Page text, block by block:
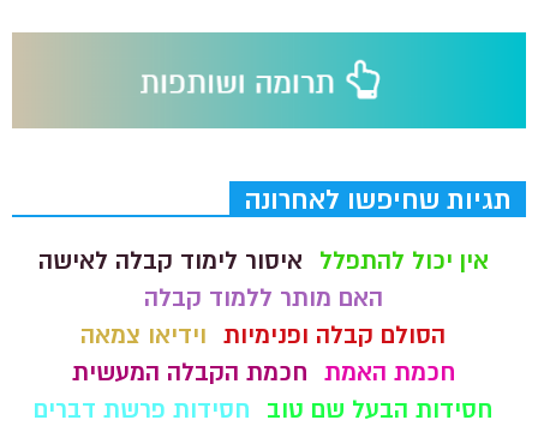
תגיות שחיפשו לאחרונה
אין יכול להתפלל
איסור לימוד קבלה לאישה
האם מותר ללמוד קבלה
הסולם קבלה ופנימיות וידיאו צמאה
חכמת האמת חכמת הקבלה המעשית
חסידות הבעל שם טוב
חסידות פרשת דברים